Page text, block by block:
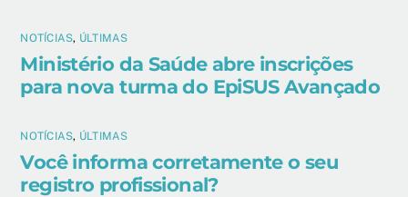
NOTÍCIAS, ÚLTIMAS
Ministério da Saúde abre inscrições
para nova turma do EpiSUS Avançado
NOTÍCIAS, ÚLTIMAS
Você informa corretamente o seu
registro profissional?